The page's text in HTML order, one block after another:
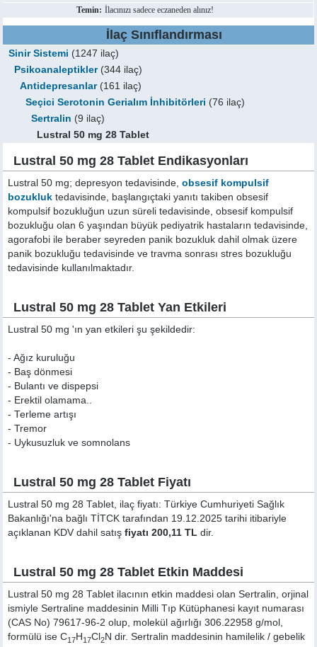
Temin: İlacınızı sadece eczaneden alınız!
İlaç Sınıflandırması
Sinir Sistemi (1247 ilaç)
Psikoanaleptikler(344 ilaç)
Antidepresanlar(161 ilaç)
Seçici Serotonin Gerialım İnhibitörleri (76 ilaç)
Sertralin (9 ilaç)
Lustral 50 mg 28 Tablet
Lustral 50 mg 28 Tablet Endikasyonları
Lustral 50 mg; depresyon tedavisinde,obsesif kompulsif
bozukluk tedavisinde, başlangıçtaki yanıtı takiben obsesif
kompulsif bozukluğun uzun süreli tedavisinde, obsesif kompulsif
bozukluğu olan 6 yaşından büyük pediyatrik hastaların tedavisinde,
agorafobi ile beraber seyreden panik bozukluk dahil olmak üzere
panik bozukluğu tedavisinde ve travma sonrası stres bozukluğu
tedavisinde kullanılmaktadır.
Lustral 50 mg 28 Tablet Yan Etkileri
Lustral 50 mg 'ın yan etkileri şu şekildedir:
- Ağız kuruluğu
- Baş dönmesi
- Bulantı ve dispepsi
- Erektil olamama..
- Terleme artışı
- Tremor
- Uykusuzluk ve somnolans
Lustral 50 mg 28 Tablet Fiyatı
Lustral 50 mg 28 Tablet, ilaç fiyatı: Türkiye Cumhuriyeti Sağlık
Bakanlığı'na bağlı TİTCK tarafından 19.12.2025 tarihi itibariyle
açıklanan KDV dahil satışfiyatı 200,11 TL dir.
Lustral 50 mg 28 Tablet Etkin Maddesi
Lustral 50 mg 28 Tablet ilacının etkin maddesi olan Sertralin, orjinal
ismiyleSertraline maddesinin Milli Tıp Kütüphanesi kayıt numarası
(CAS No) 79617-96-2 olup, molekül ağırlığı 306.22958 g/mol,
formülü ise C17H 17Cl2N dir. Sertralin maddesinin hamilelik / gebelik